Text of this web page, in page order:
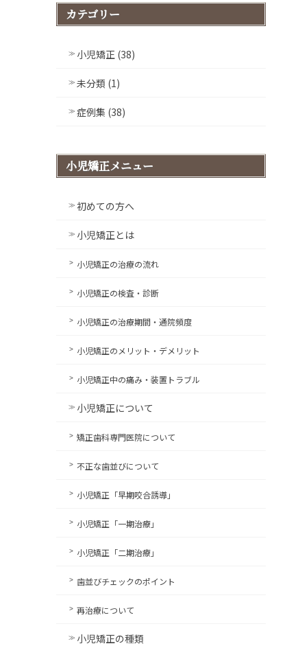
カテゴリー
小児矯正 (38)
未分類 (1)
症例集 (38)
小児矯正メニュー
初めての方へ
小児矯正とは
小児矯正の治療の流れ
小児矯正の検査・診断
小児矯正の治療期間・通院頻度
小児矯正のメリット・デメリット
小児矯正中の痛み・装置トラブル
小児矯正について
矯正歯科専門医院について
不正な歯並びについて
小児矯正「早期咬合誘導」
小児矯正「一期治療」
小児矯正「二期治療」
歯並びチェックのポイント
再治療について
小児矯正の種類